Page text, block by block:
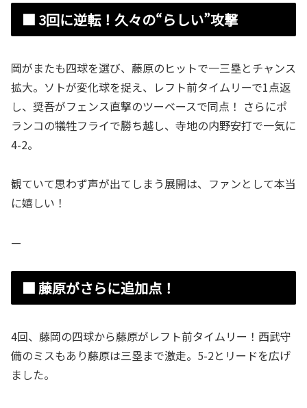
■ 3回に逆転！久々の“らしい”攻撃
岡がまたも四球を選び、藤原のヒットで一三塁とチャンス
拡大。ソトが変化球を捉え、レフト前タイムリーで1点返
し、奨吾がフェンス直撃のツーベースで同点！ さらにポ
ランコの犠牲フライで勝ち越し、寺地の内野安打で一気に
4-2。
観ていて思わず声が出てしまう展開は、ファンとして本当
に嬉しい！
—
■ 藤原がさらに追加点！
4回、藤岡の四球から藤原がレフト前タイムリー！西武守
備のミスもあり藤原は三塁まで激走。5-2とリードを広げ
ました。